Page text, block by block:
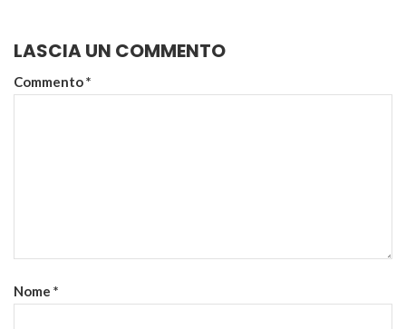
LASCIA UN COMMENTO
Commento*
Nome *